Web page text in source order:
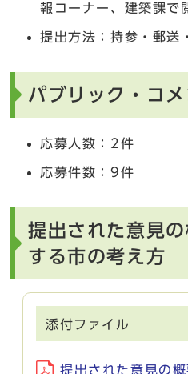
報コーナー、建築課で
提出方法：持参・郵送
パブリック・コ
応募人数：2件
応募件数：9件
提出された意見
する市の考え方
添付ファイル
提出された意見の